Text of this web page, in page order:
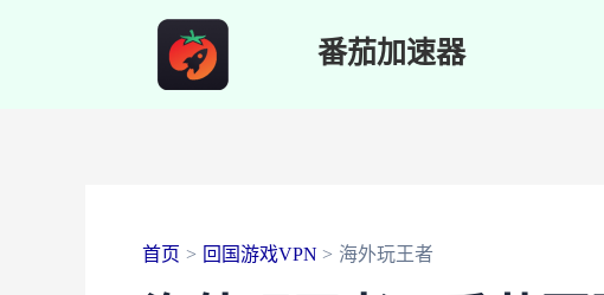
番茄加速器
首页 回国游戏VPN 海外玩王者